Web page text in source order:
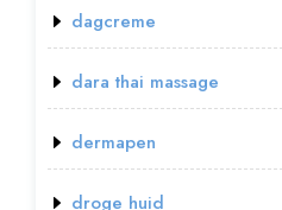
dagcreme
dara thai massage
dermapen
droge huid